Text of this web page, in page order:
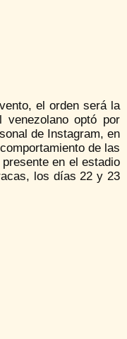
el orden será la
venezolano optó por
de Instagram, en
de las
en el estadio
los días 22 y 23